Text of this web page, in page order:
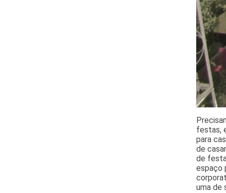
festas,
para
de
de
espaço
uma de